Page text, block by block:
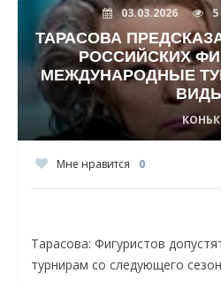
03.03.2026 5
ТАРАСОВА
РОССИЙСКИХ
МЕЖДУНАРОДНЫЕ
Мне нравится 0
Тарасова: Фигуристов
турнирам со следующего